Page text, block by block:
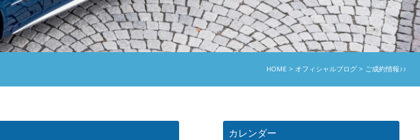
HOME オフィシャルブログ ご成約情報♪♪
カレンダー